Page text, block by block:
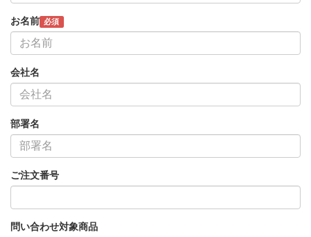
お名前 必須
会社名
部署名
ご注文番号
問い合わせ対象商品